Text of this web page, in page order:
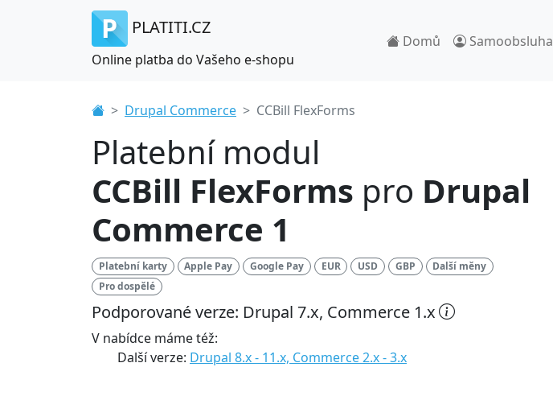
PLATITI.CZ
Online platba do Vašeho e-shopu
Domů Samoobsluha
Drupal Commerce CCBill FlexForms
Platební modul
CCBill FlexForms pro Drupal
Commerce 1
Platební karty Apple Pay Google Pay EUR USD GBP
Další měny
Pro dospělé
Podporované verze: Drupal 7.x, Commerce 1.x
V nabídce máme též:
Další verze: Drupal 8.x - 11.x, Commerce 2.x - 3.x